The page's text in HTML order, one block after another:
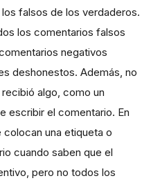
falsos de los verdaderos.
los comentarios falsos
negativos
deshonestos. Además, no
algo, como un
escribir el comentario. En
una etiqueta o
cuando saben que el
pero no todos los